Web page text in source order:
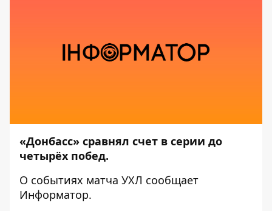
«Донбасс» сравнял счет в серии до
четырёх побед.
О событиях матча УХЛ сообщает
Информатор.